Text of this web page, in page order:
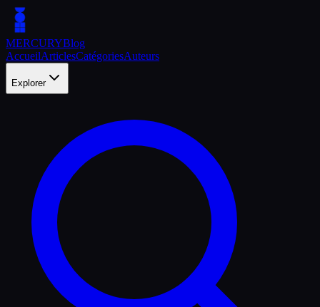
MERCURYBlog
AccueilArticlesCatégoriesAuteurs
Explorer